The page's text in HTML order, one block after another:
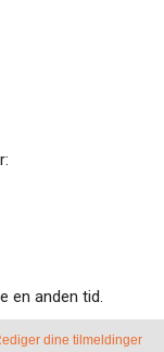
en anden tid.
dine tilmeldinger